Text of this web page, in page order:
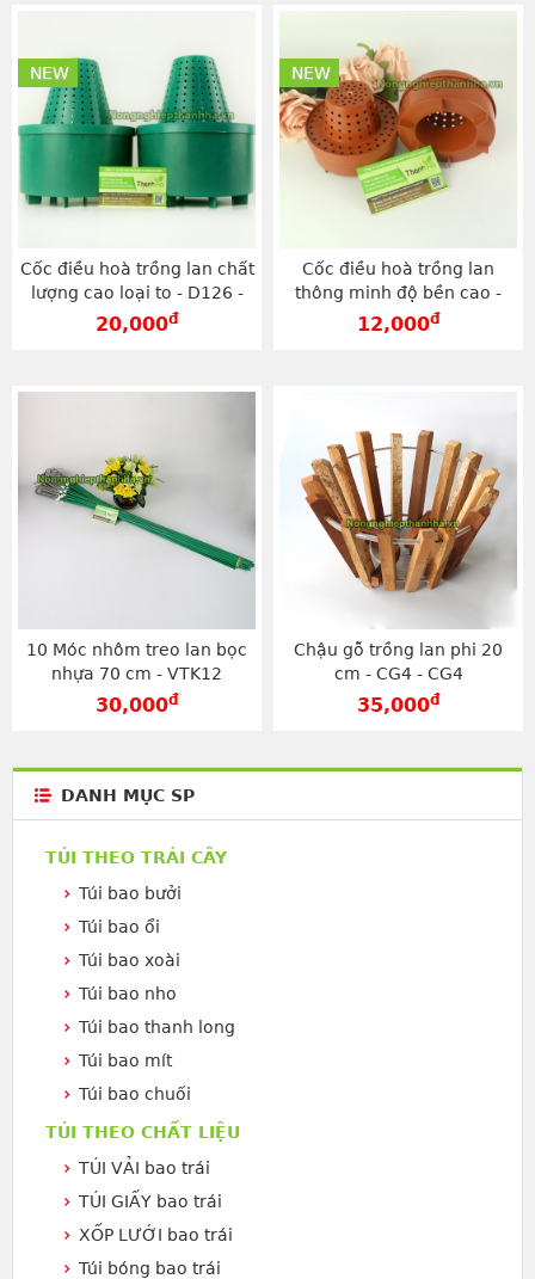
Cốc điều hoà trồng lan chất
lượng cao loại to - D126 -
D126
20,000đ
NEW
Cốc điều hoà trồng lan
thông minh độ bền cao -
D127
12,000đ
NEW
10 Móc nhôm treo lan bọc
nhựa 70 cm - VTK12
30,000đ
Chậu gỗ trồng lan phi 20
cm - CG4 - CG4
35,000đ
DANH MỤC SP
TÚI THEO TRÁI CÂY
Túi bao bưởi
Túi bao ổi
Túi bao xoài
Túi bao nho
Túi bao thanh long
Túi bao mít
Túi bao chuối
TÚI THEO CHẤT LIỆU
TÚI VẢI bao trái
TÚI GIẤY bao trái
XỐP LƯỚI bao trái
Túi bóng bao trái